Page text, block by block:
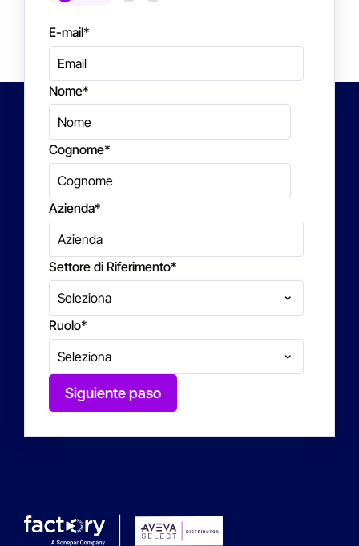
E-mail*
Nome*
Cognome*
Azienda*
Settore di Riferimento*
Ruolo*
Siguiente paso